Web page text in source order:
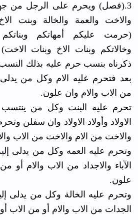
3.(فصل) ويحرم على الرجل من
والاخت والعمة والخالة وبنت
(حرمت عليكم أمهاتكم
وخالاتكم وبنات الاخ وبنات
ذكرناه بنسب حرم عليه بذلك
بعد فتحرم عليه الام وكل من
من الاب والام وان علون.
تحرم عليه البنت وكل من ينتسب
الاولاد وأولاد الاولاد وان سفلن
والاخت من الام والاخت من الاب
وتحرم عليه العمه وكل من يدلى
الآباء والاجداد من الاب والام أو
علون.
وتحرم عليه الخالة وكل من يدلى
الجدات من الاب والام أو من الاب